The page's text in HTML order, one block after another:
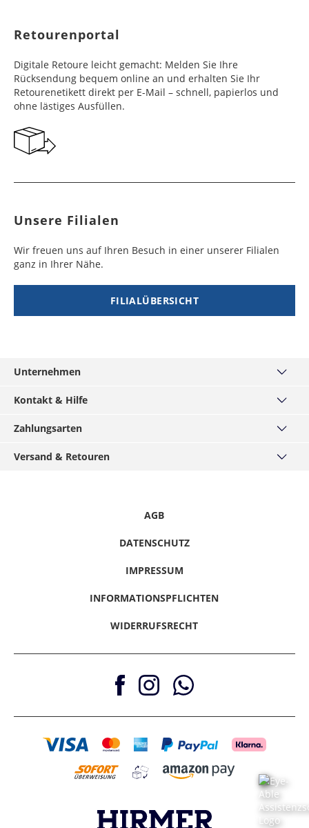
Retourenportal
Digitale Retoure leicht gemacht: Melden Sie Ihre
Rücksendung bequem online an und erhalten Sie Ihr
Retourenetikett direkt per E-Mail – schnell, papierlos und
ohne lästiges Ausfüllen.
Unsere Filialen
Wir freuen uns auf Ihren Besuch in einer unserer Filialen
ganz in Ihrer Nähe.
FILIALÜBERSICHT
Unternehmen
MÄNNERKARTE
Barrierefreiheitserklärung
Kontakt & Hilfe
Größentabellen
Zahlungsarten
Versand & Retouren
AGB
DATENSCHUTZ
IMPRESSUM
INFORMATIONSPFLICHTEN
WIDERRUFSRECHT